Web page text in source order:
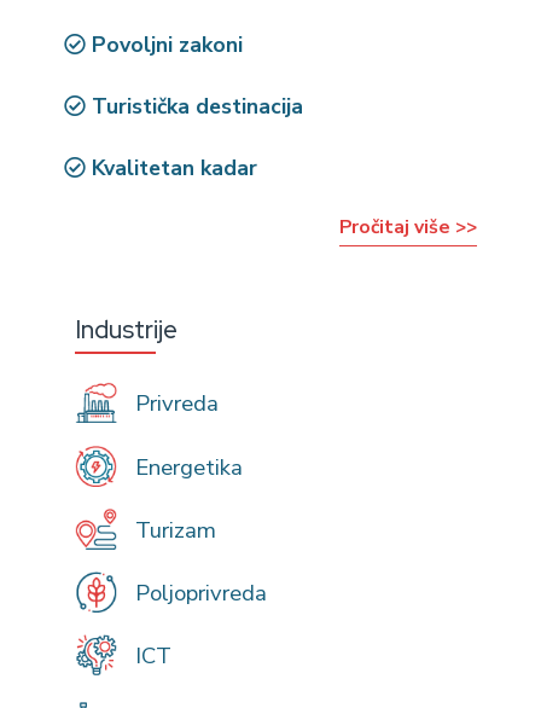
Povoljni zakoni
Turistička destinacija
Kvalitetan kadar
Pročitaj više >>
Industrije
Privreda
Energetika
Turizam
Poljoprivreda
ICT